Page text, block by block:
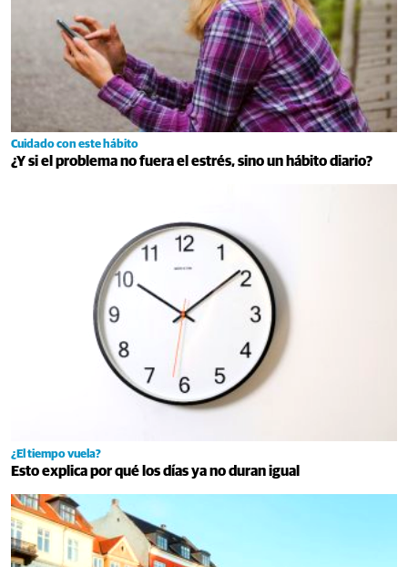
Cuidado con este hábito
¿Y si el problema no fuera el estrés, sino un hábito diario?
¿El tiempo vuela?
Esto explica por qué los días ya no duran igual